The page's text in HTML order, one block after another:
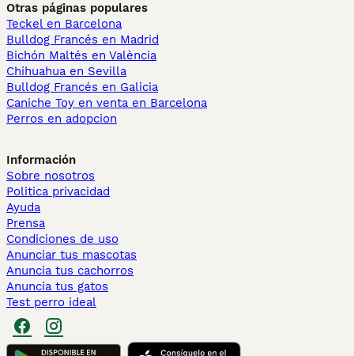
Otras páginas populares
Teckel en Barcelona
Bulldog Francés en Madrid
Bichón Maltés en València
Chihuahua en Sevilla
Bulldog Francés en Galicia
Caniche Toy en venta en Barcelona
Perros en adopcion
Información
Sobre nosotros
Politica privacidad
Ayuda
Prensa
Condiciones de uso
Anunciar tus mascotas
Anuncia tus cachorros
Anuncia tus gatos
Test perro ideal